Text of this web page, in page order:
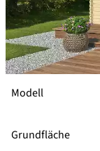
Modell
Grundfläche